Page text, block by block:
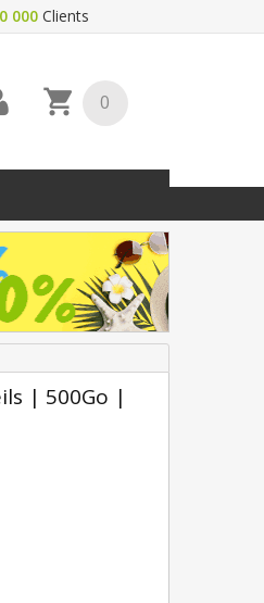
000Clients
0
| 500Go |